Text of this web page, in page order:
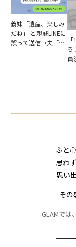
義妹「遺産、楽しみ
だね」 と親戚LINEに
誤って送信→夫「実
ろ
員
ふと
思わ
思い
その
GLAMでは